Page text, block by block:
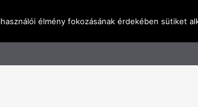
élmény fokozásának érdekében sütiket